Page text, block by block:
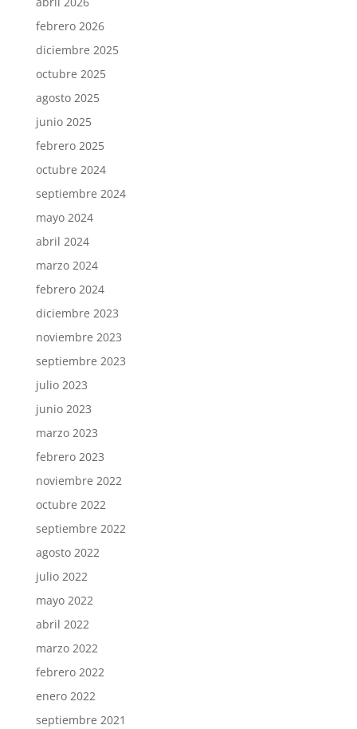
febrero 2026
diciembre 2025
octubre 2025
agosto 2025
junio 2025
febrero 2025
octubre 2024
septiembre 2024
mayo 2024
abril 2024
marzo 2024
febrero 2024
diciembre 2023
noviembre 2023
septiembre 2023
julio 2023
junio 2023
marzo 2023
febrero 2023
noviembre 2022
octubre 2022
septiembre 2022
agosto 2022
julio 2022
mayo 2022
abril 2022
marzo 2022
febrero 2022
enero 2022
septiembre 2021